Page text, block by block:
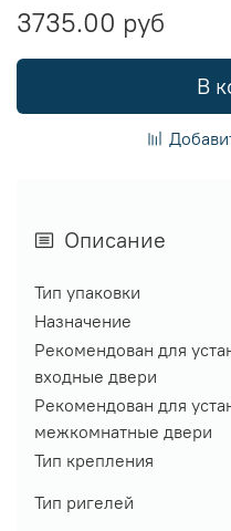
3735.00 руб
В
Описание
Тип упаковки
Назначение
Рекомендован для
входные двери
Рекомендован для
межкомнатные двери
Тип крепления
Тип ригелей